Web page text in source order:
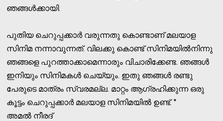
ഞങ്ങള്‍ക്കായി.
പുതിയ ചെറുപ്പക്കാര്‍ വരുന്നതു കൊണ്ടാണ് മലയാള
സിനിമ നന്നാവുന്നത്. വിലക്കു കൊണ്ട് സിനിമയില്‍നിന്നു
ഞങ്ങളെ പുറത്താക്കാമെന്നാരും വിചാരിക്കേണ്ട. ഞങ്ങള്‍
ഇനിയും സിനിമകള്‍ ചെയ്യും. ഇതു ഞങ്ങള്‍ രണ്ടു
പേരുടെ മാത്രം സ്വരമല്ല. മാറ്റം ആഗ്രഹിക്കുന്ന ഒരു
കൂട്ടം ചെറുപ്പക്കാര്‍ മലയാള സിനിമയില്‍ ഉണ്ട്. ''
അമല്‍ നീരദ്